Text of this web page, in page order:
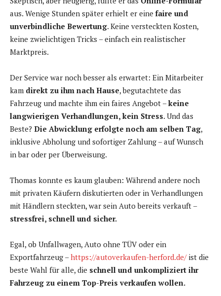
aus. Wenige Stunden später erhielt er eine faire und
unverbindliche Bewertung. Keine versteckten Kosten,
keine zwielichtigen Tricks – einfach ein realistischer
Marktpreis.
Der Service war noch besser als erwartet: Ein Mitarbeiter
kam direkt zu ihm nach Hause, begutachtete das
Fahrzeug und machte ihm ein faires Angebot –keine
langwierigen Verhandlungen, kein Stress. Und das
Beste? Die Abwicklung erfolgte noch am selben Tag,
inklusive Abholung und sofortiger Zahlung – auf Wunsch
in bar oder per Überweisung.
Thomas konnte es kaum glauben: Während andere noch
mit privaten Käufern diskutierten oder in Verhandlungen
mit Händlern steckten, war sein Auto bereits verkauft –
stressfrei, schnell und sicher.
Egal, ob Unfallwagen, Auto ohne TÜV oder ein
Exportfahrzeug –https://autoverkaufen-herford.de/ist die
beste Wahl für alle, die schnell und unkompliziert ihr
Fahrzeug zu einem Top-Preis verkaufen wollen.